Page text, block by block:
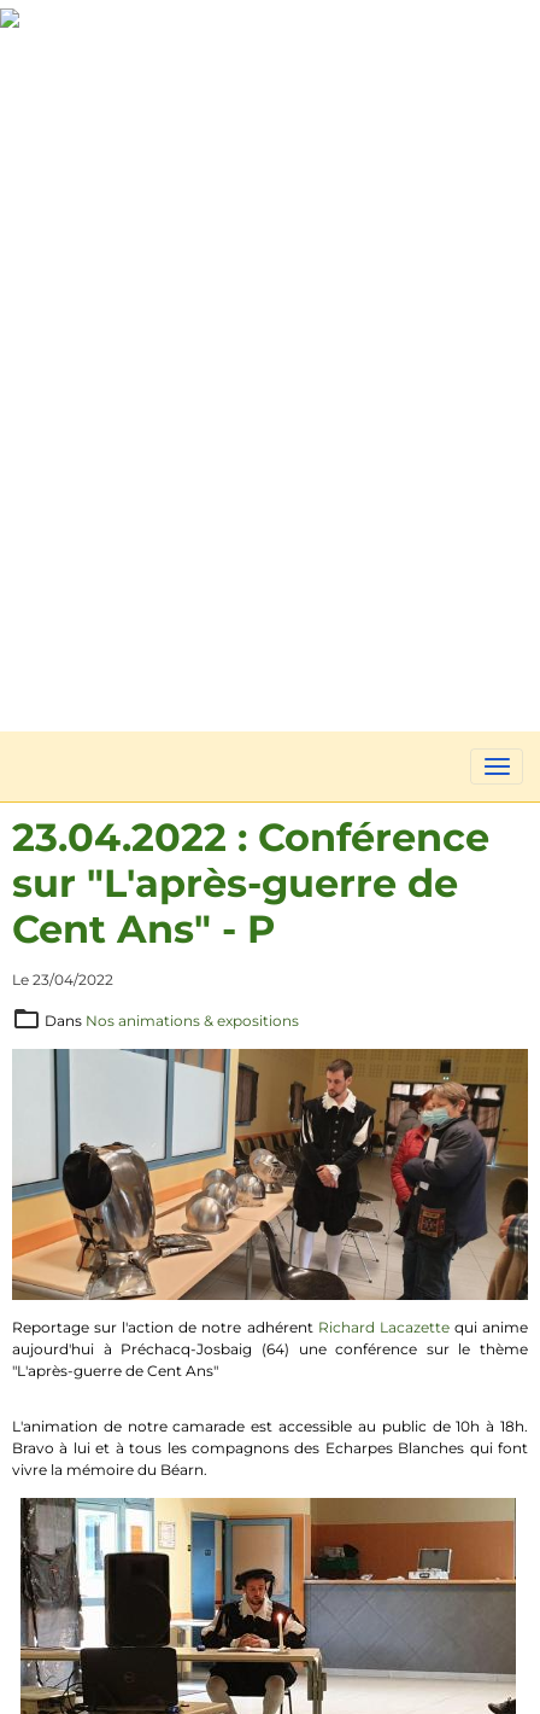
23.04.2022 : Conférence
sur "L'après-guerre de
Cent Ans" - P
Le 23/04/2022
Dans Nos animations & expositions
Reportage sur l'action de notre adhérent Richard Lacazettequi anime
aujourd'hui à Préchacq-Josbaig (64) une conférence sur le thème
"L'après-guerre de Cent Ans"
L'animation de notre camarade est accessible au public de 10h à 18h.
Bravo à lui et à tous les compagnons des Echarpes Blanches qui font
vivre la mémoire du Béarn.